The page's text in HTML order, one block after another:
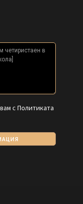
с Политиката